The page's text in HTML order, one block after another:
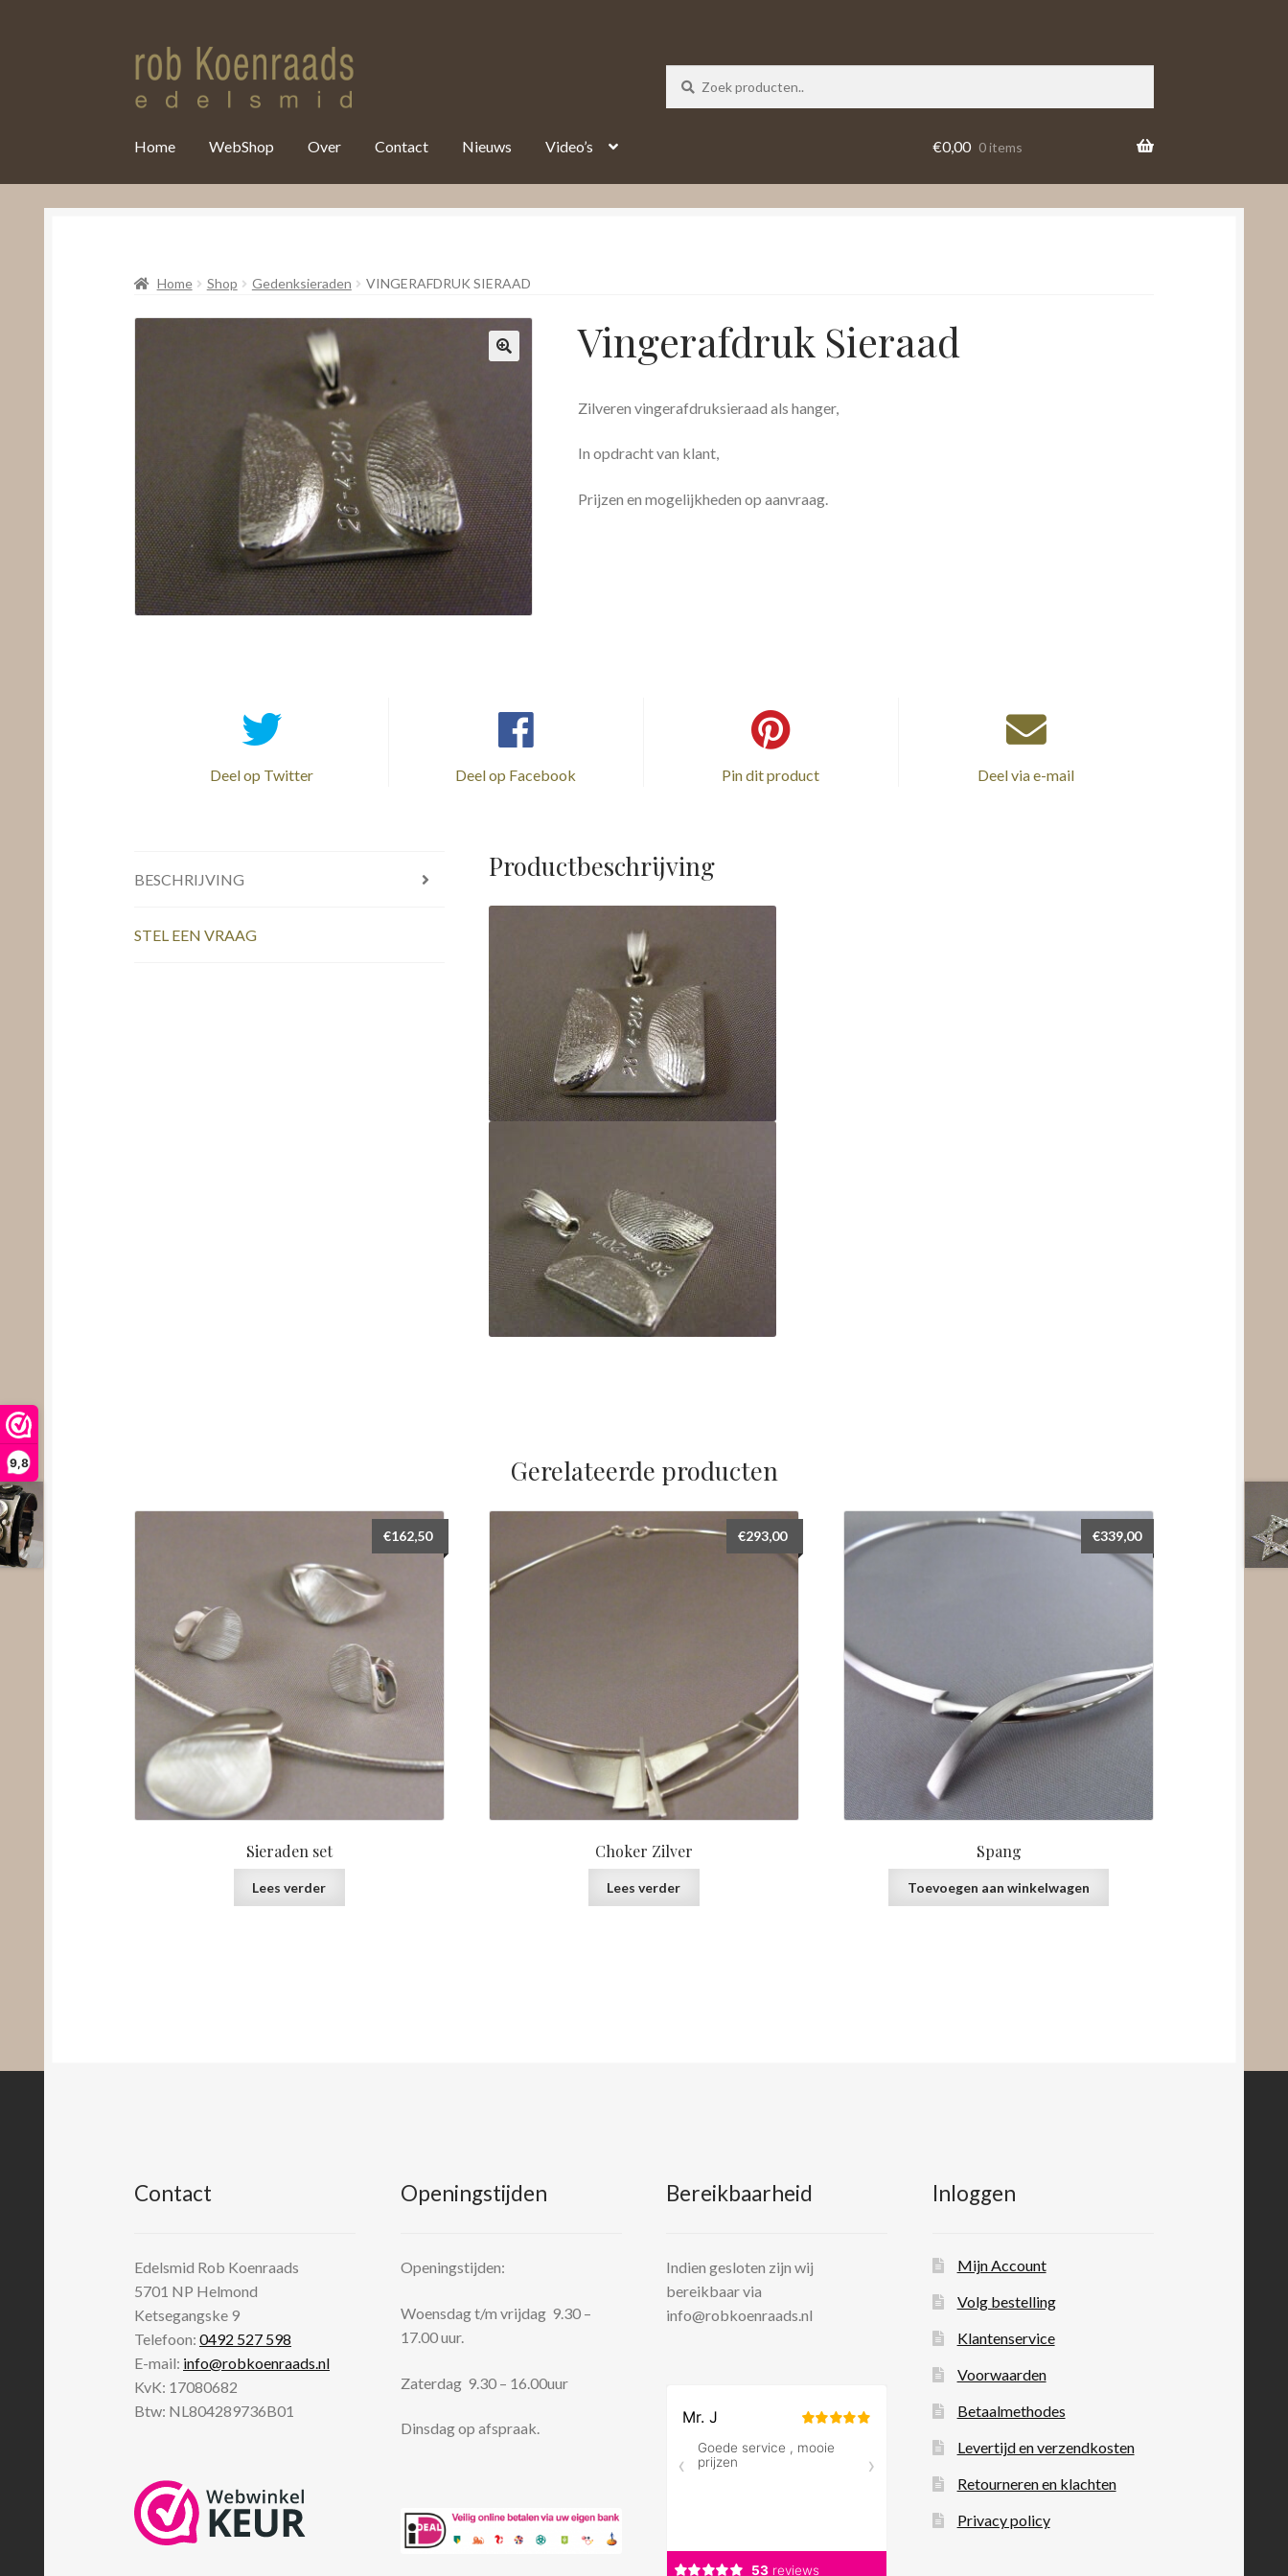
9,8
Home WebShop Over Contact Nieuws Video’s €0,00 0 items
Home Shop Gedenksieraden VINGERAFDRUK SIERAAD
Vingerafdruk Sieraad
Zilveren vingerafdruksieraad als hanger,
In opdracht van klant,
Prijzen en mogelijkheden op aanvraag.
Deel op Twitter Deel op Facebook Pin dit product Deel via e-mail
BESCHRIJVING
STEL EEN VRAAG
Productbeschrijving
Gerelateerde producten
Sieraden set
€162,50
Lees verder
Choker Zilver
€293,00
Lees verder
Spang
€339,00
Toevoegen aan winkelwagen
Contact
Edelsmid Rob Koenraads
5701 NP Helmond
Ketsegangske 9
Telefoon:0492 527 598
E-mail: info@robkoenraads.nl
KvK: 17080682
Btw: NL804289736B01
Openingstijden
Openingstijden:
Woensdag t/m vrijdag 9.30 –
17.00 uur.
Zaterdag 9.30 – 16.00uur
Dinsdag op afspraak.
Bereikbaarheid
Indien gesloten zijn wij
bereikbaar via
info@robkoenraads.nl
Inloggen
Mijn Account
Volg bestelling
Klantenservice
Voorwaarden
Betaalmethodes
Levertijd en verzendkosten
Retourneren en klachten
Privacy policy